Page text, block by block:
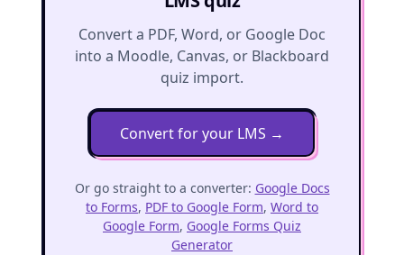
Convert a PDF, Word, or Google Doc
into a Moodle, Canvas, or Blackboard
quiz import.
Convert for your LMS →
Or go straight to a converter: Google Docs
to Forms, PDF to Google Form, Word to
Google Form, Google Forms Quiz
Generator